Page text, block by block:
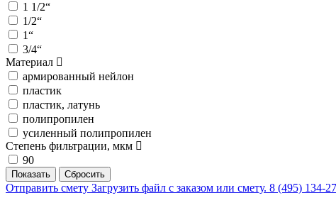
1 1/2“
1/2“
1“
3/4“
Материал
армированный нейлон
пластик
пластик, латунь
полипропилен
усиленный полипропилен
Степень фильтрации, мкм
90
Отправить смету Загрузить файл с заказом или смету. 8 (495) 134-